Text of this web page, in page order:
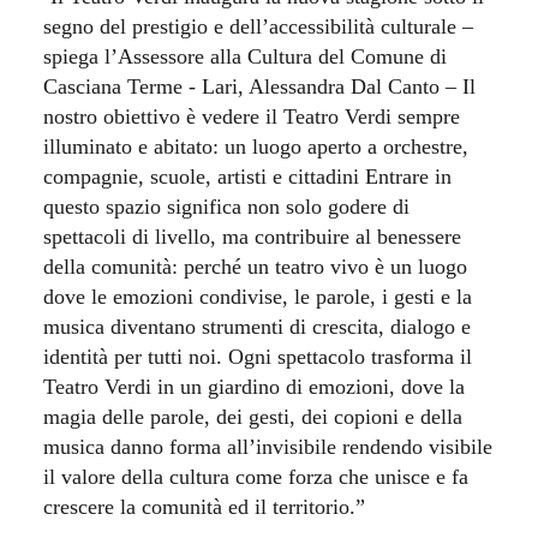
segno del prestigio e dell’accessibilità culturale –
spiega l’Assessore alla Cultura del Comune di
Casciana Terme - Lari, Alessandra Dal Canto – Il
nostro obiettivo è vedere il Teatro Verdi sempre
illuminato e abitato: un luogo aperto a orchestre,
compagnie, scuole, artisti e cittadini Entrare in
questo spazio significa non solo godere di
spettacoli di livello, ma contribuire al benessere
della comunità: perché un teatro vivo è un luogo
dove le emozioni condivise, le parole, i gesti e la
musica diventano strumenti di crescita, dialogo e
identità per tutti noi. Ogni spettacolo trasforma il
Teatro Verdi in un giardino di emozioni, dove la
magia delle parole, dei gesti, dei copioni e della
musica danno forma all’invisibile rendendo visibile
il valore della cultura come forza che unisce e fa
crescere la comunità ed il territorio.”